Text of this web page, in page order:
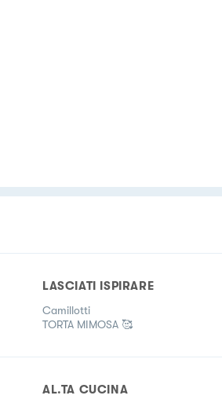
LASCIATI ISPIRARE
Camillotti
TORTA MIMOSA 🥰
AL.TA CUCINA